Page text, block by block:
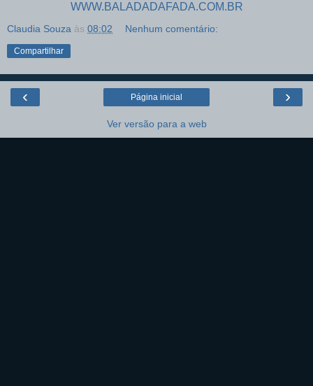
WWW.BALADADAFADA.COM.BR
Claudia Souza às 08:02 Nenhum comentário:
Compartilhar
‹ ›
Página inicial
Ver versão para a web